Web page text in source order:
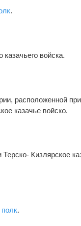
.
казачьего войска.
расположенной при
казачье войско.
Кизлярское
полк.